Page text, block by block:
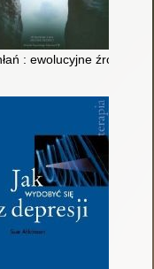
: żyć, nie umierać
: ewolucyjne źródła